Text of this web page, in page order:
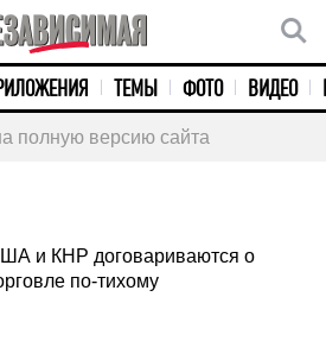
ТЕМЫ ФОТО ВИДЕО
полную версию сайта
и КНР договариваются о
по-тихому